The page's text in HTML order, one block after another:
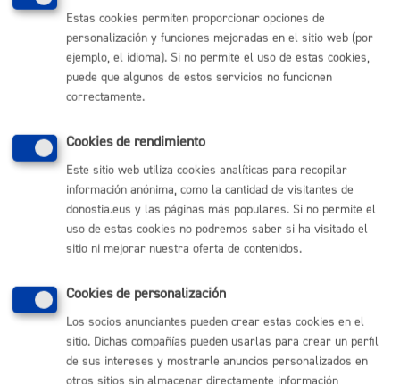
Vivienda
Sebastián
010(gratuito desde Donostia / San Sebastián)
(+34) 943 481 000
Buzón de la ciudadanía
Informar de un error en la web
Enlaces útiles
Ofertas de empleo
Perfil del contratante
Sede electrónica
Mapas - GeoDonostia
Estas cookies permiten proporcionar opciones de
personalización y funciones mejoradas en el sitio web (por
ejemplo, el idioma). Si no permite el uso de estas cookies,
puede que algunos de estos servicios no funcionen
correctamente.
Cookies de rendimiento
Este sitio web utiliza cookies analíticas para recopilar
información anónima, como la cantidad de visitantes de
donostia.eus y las páginas más populares. Si no permite el
uso de estas cookies no podremos saber si ha visitado el
sitio ni mejorar nuestra oferta de contenidos.
Cookies de personalización
Los socios anunciantes pueden crear estas cookies en el
sitio. Dichas compañías pueden usarlas para crear un perfil
de sus intereses y mostrarle anuncios personalizados en